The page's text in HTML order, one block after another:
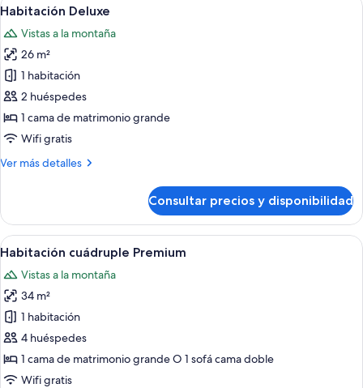
todas
las
fotos
de
Habitación
Deluxe
5
Habitación Deluxe
Vistas a la montaña
26 m²
1 habitación
2 huéspedes
1 cama de matrimonio grande
Wifi gratis
Ver más detalles
Más
Deluxe
Consultar precios y disponibilidad
Abrir
todas
las
fotos
de
Habitación
cuádruple
Premium
Habitación de hotel con papel tapiz
6
Habitación cuádruple Premium
Vistas a la montaña
34 m²
1 habitación
4 huéspedes
1 cama de matrimonio grande O 1 sofá cama doble
Wifi gratis